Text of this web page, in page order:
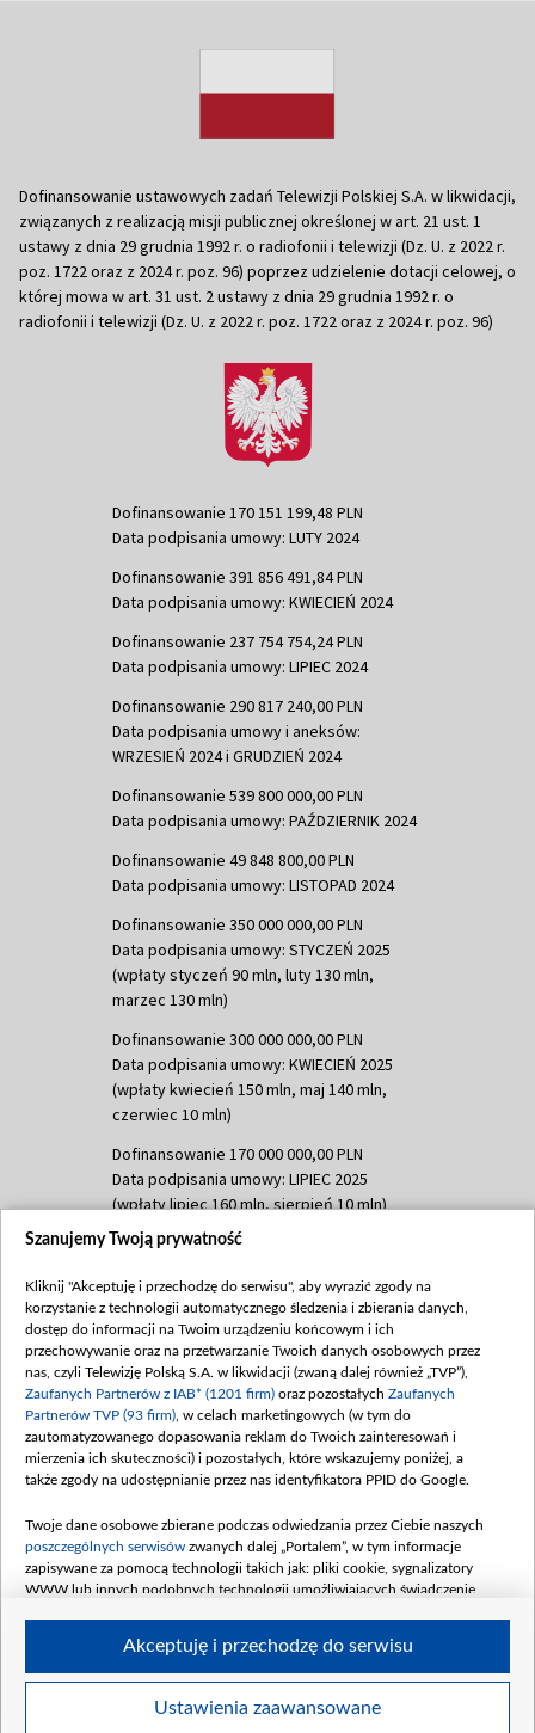
Dofinansowanie ustawowych zadań Telewizji Polskiej S.A. w likwidacji,
związanych z realizacją misji publicznej określonej w art. 21 ust. 1
ustawy z dnia 29 grudnia 1992 r. o radiofonii i telewizji (Dz. U. z 2022 r.
poz. 1722 oraz z 2024 r. poz. 96) poprzez udzielenie dotacji celowej, o
której mowa w art. 31 ust. 2 ustawy z dnia 29 grudnia 1992 r. o
radiofonii i telewizji (Dz. U. z 2022 r. poz. 1722 oraz z 2024 r. poz. 96)
Dofinansowanie 170 151 199,48 PLN
Data podpisania umowy: LUTY 2024
Dofinansowanie 391 856 491,84 PLN
Data podpisania umowy: KWIECIEŃ 2024
Dofinansowanie 237 754 754,24 PLN
Data podpisania umowy: LIPIEC 2024
Dofinansowanie 290 817 240,00 PLN
Data podpisania umowy i aneksów:
WRZESIEŃ 2024 i GRUDZIEŃ 2024
Dofinansowanie 539 800 000,00 PLN
Data podpisania umowy: PAŹDZIERNIK 2024
Dofinansowanie 49 848 800,00 PLN
Data podpisania umowy: LISTOPAD 2024
Dofinansowanie 350 000 000,00 PLN
Data podpisania umowy: STYCZEŃ 2025
(wpłaty styczeń 90 mln, luty 130 mln,
marzec 130 mln)
Dofinansowanie 300 000 000,00 PLN
Data podpisania umowy: KWIECIEŃ 2025
(wpłaty kwiecień 150 mln, maj 140 mln,
czerwiec 10 mln)
Dofinansowanie 170 000 000,00 PLN
Data podpisania umowy: LIPIEC 2025
(wpłaty lipiec 160 mln, sierpień 10 mln)
Dofinansowanie 60 000 000,00 PLN
(wpłata wrzesień 60 mln)
Dofinansowanie 635 783 051,21 PLN
Data podpisania umowy: WRZESIEŃ 2025
(wpłata wrzesień 100 mln, październik 350
mln, listopad 265 mln)
Dofinansowanie 48 862 000,00 PLN
Data podpisania umowy: GRUDZIEŃ 2025
Dofinansowanie 900 000 000,00 PLN
Data podpisania umowy: LUTY 2026 (wpłata
26 lutego 80 mln, 4 marca 370 mln,8
czerwca 90 mln)
Szanujemy Twoją prywatność
Kliknij "Akceptuję i przechodzę do serwisu", aby wyrazić zgody na
korzystanie z technologii automatycznego śledzenia i zbierania danych,
dostęp do informacji na Twoim urządzeniu końcowym i ich
przechowywanie oraz na przetwarzanie Twoich danych osobowych przez
nas, czyli Telewizję Polską S.A. w likwidacji (zwaną dalej również „TVP”),
Zaufanych Partnerów z IAB* (1201 firm) oraz pozostałych Zaufanych
Partnerów TVP (93 firm) , w celach marketingowych (w tym do
zautomatyzowanego dopasowania reklam do Twoich zainteresowań i
mierzenia ich skuteczności) i pozostałych, które wskazujemy poniżej, a
także zgody na udostępnianie przez nas identyfikatora PPID do Google.
Twoje dane osobowe zbierane podczas odwiedzania przez Ciebie naszych
poszczególnych serwisów zwanych dalej „Portalem”, w tym informacje
zapisywane za pomocą technologii takich jak: pliki cookie, sygnalizatory
WWW lub innych podobnych technologii umożliwiających świadczenie
Twoje dane osobowe zbierane podczas odwiedzania przez Ciebie
Ustawienia zaawansowane
Akceptuję i przechodzę do serwisu